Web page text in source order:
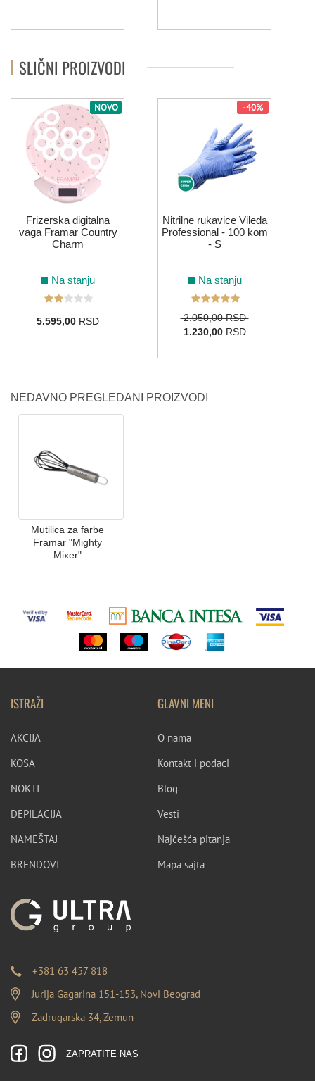
SLIČNI PROIZVODI
NOVO
Frizerska digitalna
vaga Framar Country
Charm
Na stanju
5.595,00RSD
-40%
Nitrilne rukavice Vileda
Professional - 100 kom
- S
Na stanju
2.050,00 RSD
1.230,00RSD
NEDAVNO PREGLEDANI PROIZVODI
Mutilica za farbe
Framar "Mighty
Mixer"
ISTRAŽI
AKCIJA
KOSA
NOKTI
DEPILACIJA
NAMEŠTAJ
BRENDOVI
GLAVNI MENI
O nama
Kontakt i podaci
Blog
Vesti
Najčešća pitanja
Mapa sajta
+381 63 457 818
Jurija Gagarina 151-153, Novi Beograd
Zadrugarska 34, Zemun
ZAPRATITE NAS